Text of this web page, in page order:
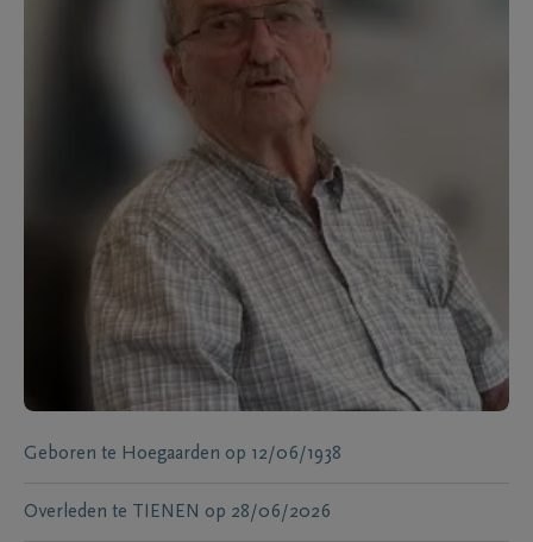
Geboren te Hoegaarden op 12/06/1938
Overleden te TIENEN op 28/06/2026